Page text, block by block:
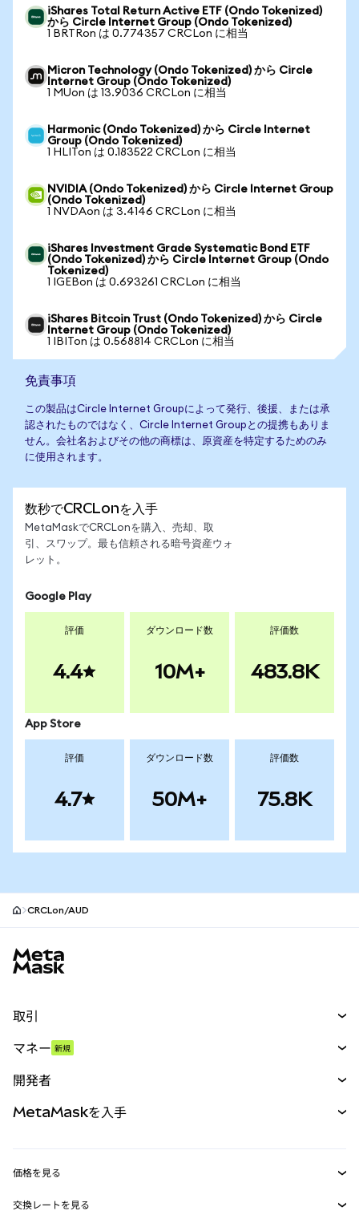
iShares Total Return Active ETF (Ondo Tokenized)
から Circle Internet Group (Ondo Tokenized)
1 BRTRon は 0.774357 CRCLon に相当
Micron Technology (Ondo Tokenized) から Circle
Internet Group (Ondo Tokenized)
1 MUon は 13.9036 CRCLon に相当
Harmonic (Ondo Tokenized) から Circle Internet
Group (Ondo Tokenized)
1 HLITon は 0.183522 CRCLon に相当
NVIDIA (Ondo Tokenized) から Circle Internet Group
(Ondo Tokenized)
1 NVDAon は 3.4146 CRCLon に相当
iShares Investment Grade Systematic Bond ETF
(Ondo Tokenized) から Circle Internet Group (Ondo
Tokenized)
1 IGEBon は 0.693261 CRCLon に相当
iShares Bitcoin Trust (Ondo Tokenized) から Circle
Internet Group (Ondo Tokenized)
1 IBITon は 0.568814 CRCLon に相当
免責事項
この製品はCircle Internet Groupによって発行、後援、または承
認されたものではなく、Circle Internet Groupとの提携もありま
せん。会社名およびその他の商標は、原資産を特定するためのみ
に使用されます。
数秒でCRCLonを入手
MetaMaskでCRCLonを購入、売却、取
引、スワップ。最も信頼される暗号資産ウォ
レット。
Google Play
評価
4.4
ダウンロード数
10M+
評価数
483.8K
App Store
評価
4.7
ダウンロード数
50M+
評価数
75.8K
CRCLon/AUD
取引
パーペチュアル
RWA
マネー 新規
開発者
MetaMask Connect
MetaMaskを入手
価格を見る
イーサリアムの価格
交換レートを見る